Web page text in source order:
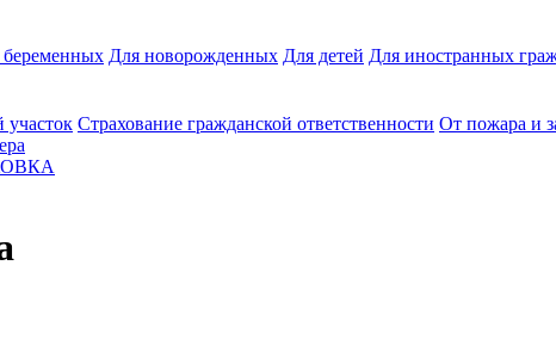
беременных Для новорожденных Для детей Для иностранных
участок Страхование гражданской ответственности От пожара и